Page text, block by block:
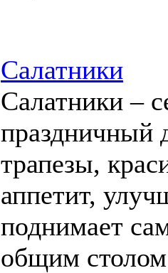
Салатники
Салатники –
праздничный
трапезы,
аппетит,
поднимает
общим